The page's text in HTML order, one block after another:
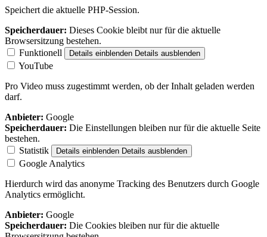
Speichert die aktuelle PHP-Session.
Speicherdauer: Dieses Cookie bleibt nur für die aktuelle
Browsersitzung bestehen.
Funktionell
Details einblenden Details ausblenden
YouTube
Pro Video muss zugestimmt werden, ob der Inhalt geladen werden
darf.
Anbieter: Google
Speicherdauer: Die Einstellungen bleiben nur für die aktuelle Seite
bestehen.
Statistik
Details einblenden Details ausblenden
Google Analytics
Hierdurch wird das anonyme Tracking des Benutzers durch Google
Analytics ermöglicht.
Anbieter: Google
Speicherdauer: Die Cookies bleiben nur für die aktuelle